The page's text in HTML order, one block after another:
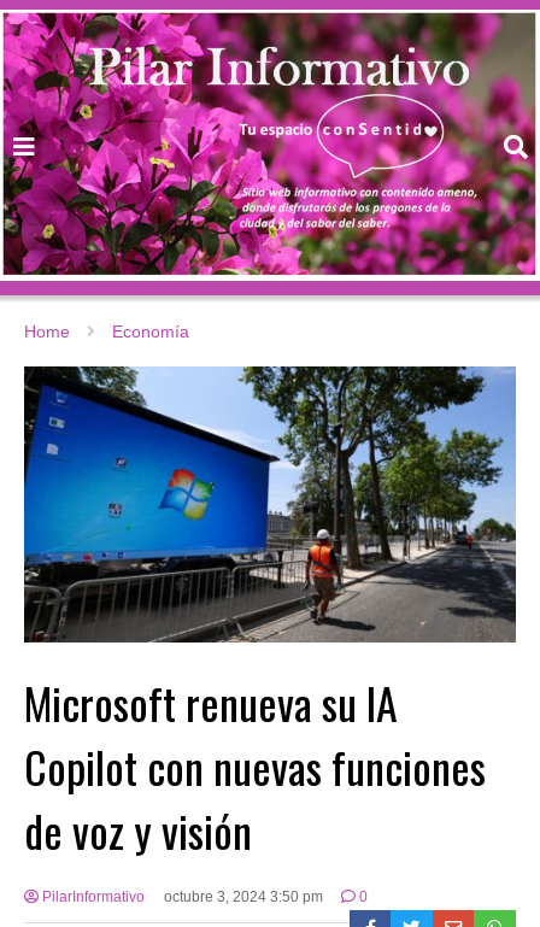
Home Economía
Microsoft renueva su IA
Copilot con nuevas funciones
de voz y visión
PilarInformativo octubre 3, 2024 3:50 pm 0